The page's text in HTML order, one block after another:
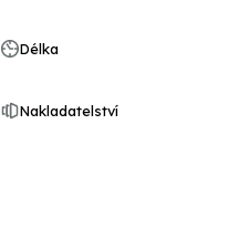
Délka
Nakladatelství